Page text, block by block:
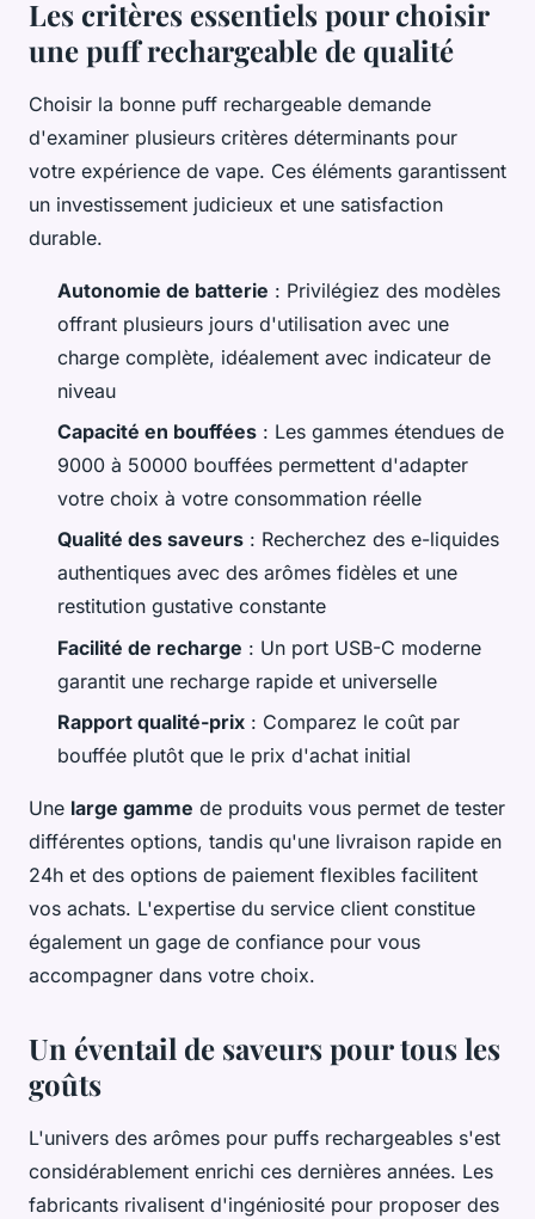
Les critères essentiels pour choisir
une puff rechargeable de qualité
Choisir la bonne puff rechargeable demande
d'examiner plusieurs critères déterminants pour
votre expérience de vape. Ces éléments garantissent
un investissement judicieux et une satisfaction
durable.
Autonomie de batterie : Privilégiez des modèles
offrant plusieurs jours d'utilisation avec une
charge complète, idéalement avec indicateur de
niveau
Capacité en bouffées : Les gammes étendues de
9000 à 50000 bouffées permettent d'adapter
votre choix à votre consommation réelle
Qualité des saveurs : Recherchez des e-liquides
authentiques avec des arômes fidèles et une
restitution gustative constante
Facilité de recharge : Un port USB-C moderne
garantit une recharge rapide et universelle
Rapport qualité-prix : Comparez le coût par
bouffée plutôt que le prix d'achat initial
Une large gamme de produits vous permet de tester
différentes options, tandis qu'une livraison rapide en
24h et des options de paiement flexibles facilitent
vos achats. L'expertise du service client constitue
également un gage de confiance pour vous
accompagner dans votre choix.
Un éventail de saveurs pour tous les
goûts
L'univers des arômes pour puffs rechargeables s'est
considérablement enrichi ces dernières années. Les
fabricants rivalisent d'ingéniosité pour proposer des